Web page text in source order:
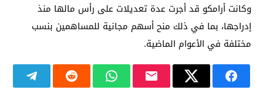
وكانت أرامكو قد أجرت عدة تعديلات على رأس مالها منذ
إدراجها، بما في ذلك منح أسهم مجانية للمساهمين بنسب
مختلفة في الأعوام الماضية.